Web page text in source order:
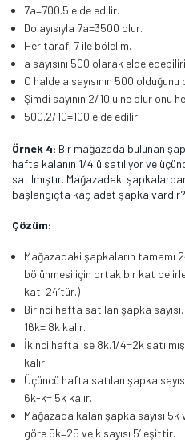
7a=700.5 elde edilir.
Dolayısıyla 7a=3500 olur.
Her tarafı 7 ile bölelim.
a sayısını 500 olarak elde
O halde a sayısının 500 olduğunu
Şimdi sayının 2/10'u ne olur onu
500.2/10=100 elde edilir.
Örnek 4: Bir mağazada bulunan
hafta kalanın 1/4'ü satılıyor ve
satılmıştır. Mağazadaki
başlangıçta kaç adet şapka vardır?
Çözüm:
Mağazadaki şapkaların tamamı
bölünmesi için ortak bir kat
katı 24’tür.)
Birinci hafta satılan şapka
16k= 8k kalır.
İkinci hafta ise 8k.1/4=2k
kalır.
Üçüncü hafta satılan şapka
6k-k= 5k kalır.
Mağazada kalan şapka sayısı 5k
göre 5k=25 ve k sayısı 5’ eşittir.